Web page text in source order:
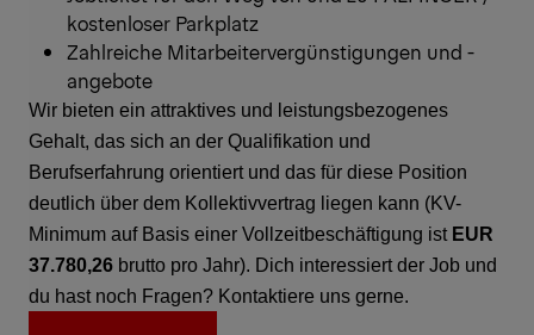
kostenloser Parkplatz
Zahlreiche Mitarbeitervergünstigungen und -
angebote
Wir bieten ein attraktives und leistungsbezogenes
Gehalt, das sich an der Qualifikation und
Berufserfahrung orientiert und das für diese Position
deutlich über dem Kollektivvertrag liegen kann (KV-
Minimum auf Basis einer Vollzeitbeschäftigung ist EUR
37.780,26 brutto pro Jahr). Dich interessiert der Job und
du hast noch Fragen? Kontaktiere uns gerne.